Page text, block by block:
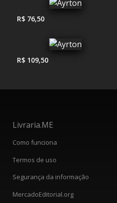
R$ 76,50
R$ 109,50
Livraria.ME
Como funciona
Termos de uso
Segurança da informação
MercadoEditorial.org